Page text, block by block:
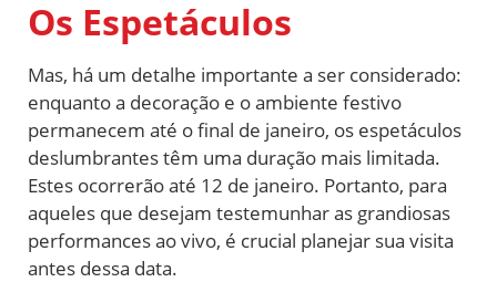
Os Espetáculos
Mas, há um detalhe importante a ser considerado:
enquanto a decoração e o ambiente festivo
permanecem até o final de janeiro, os espetáculos
deslumbrantes têm uma duração mais limitada.
Estes ocorrerão até 12 de janeiro. Portanto, para
aqueles que desejam testemunhar as grandiosas
performances ao vivo, é crucial planejar sua visita
antes dessa data.